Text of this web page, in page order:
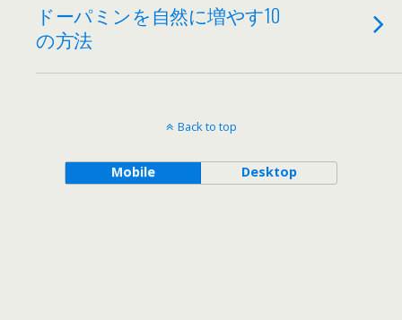
ドーパミンを自然に増やす10
の方法
Back to top
Mobile Desktop